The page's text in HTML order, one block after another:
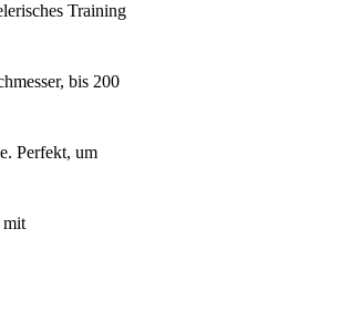
Training
bis 200
Perfekt, um
mit